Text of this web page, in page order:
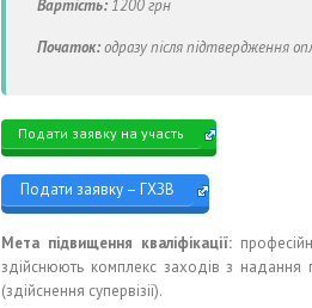
Вартість: 1200 грн
Початок:одразу після підтвердження
Подати заявку на участь
Подати заявку – ГХЗВ
Мета підвищення кваліфікації:
здійснюють комплекс заходів з надання
(здійснення супервізії).